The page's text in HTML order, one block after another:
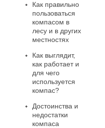
Как правильно
пользоваться
компасом в
лесу и в других
местностях
Как выглядит,
как работает и
для чего
используется
компас?
Достоинства и
недостатки
компаса